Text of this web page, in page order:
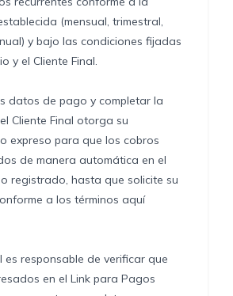
(mensual, trimestral,
y bajo las condiciones fijadas
y el Cliente Final.
datos de pago y completar la
Cliente Final otorga su
expreso para que los cobros
de manera automática en el
registrado, hasta que solicite su
a los términos aquí
es responsable de verificar que
en el Link para Pagos